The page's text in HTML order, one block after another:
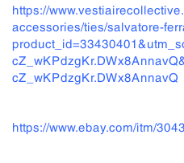
https://
accessories/ties/salvatore-
cZ_wKPdzgKr.DWx8AnnavQ
https://www.ebay.com/itm/